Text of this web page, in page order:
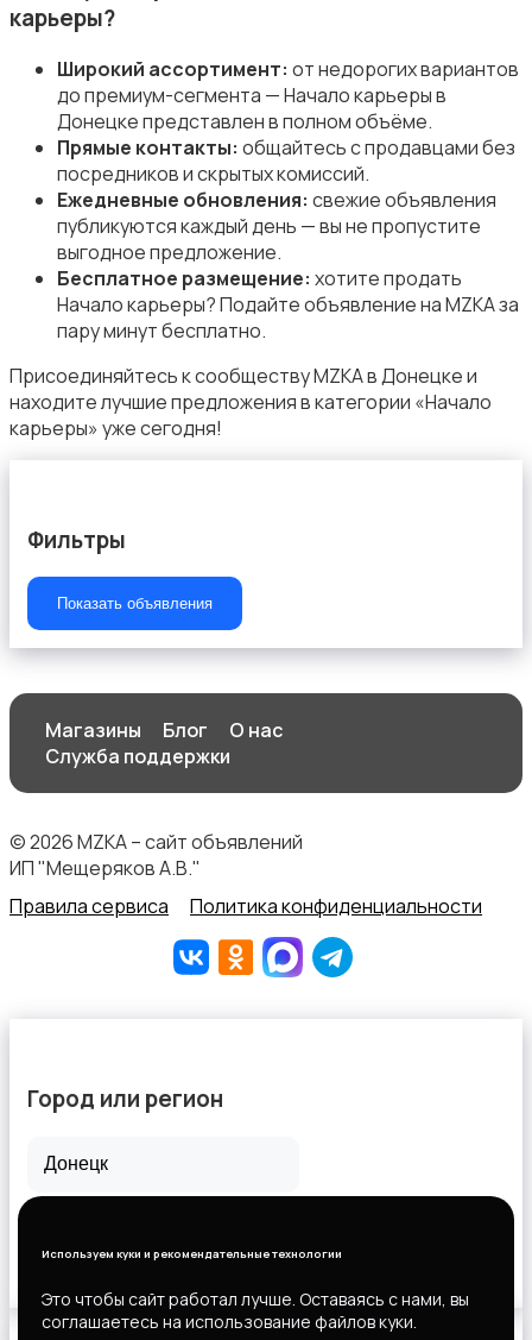
Маркетинг и реклама
Медицина
Образование и наука
Перевозки, склад, закупки
карьеры?
Широкий ассортимент: от недорогих вариантов
до премиум-сегмента — Начало карьеры в
Донецке представлен в полном объёме.
Прямые контакты: общайтесь с продавцами без
посредников и скрытых комиссий.
Ежедневные обновления: свежие объявления
публикуются каждый день — вы не пропустите
выгодное предложение.
Бесплатное размещение: хотите продать
Начало карьеры? Подайте объявление на MZKA за
пару минут бесплатно.
Присоединяйтесь к сообществу MZKA в Донецке и
находите лучшие предложения в категории «Начало
карьеры» уже сегодня!
Фильтры
Показать объявления
Магазины Блог
О нас
Служба поддержки
© 2026 MZKA – сайт объявлений
ИП "Мещеряков А.В."
Правила сервиса
Политика конфиденциальности
Используем куки и рекомендательные технологии
Это чтобы сайт работал лучше. Оставаясь с нами, вы
соглашаетесь на использование файлов куки.
Город или регион
Все города